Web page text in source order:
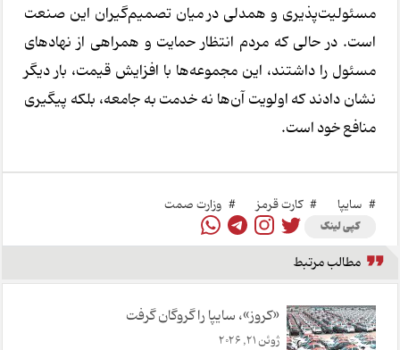
مسئولیت‌پذیری و همدلی در میان تصمیم‌گیران این صنعت
است. در حالی که مردم انتظار حمایت و همراهی از نهادهای
مسئول را داشتند، این مجموعه‌ها با افزایش قیمت، بار دیگر
نشان دادند که اولویت آن‌ها نه خدمت به جامعه، بلکه پیگیری
منافع خود است.
# سایپا # کارت قرمز # وزارت صمت
کپی لینک
مطالب مرتبط
«کروز»، سایپا را گروگان گرفت
ژوئن 21, 2026